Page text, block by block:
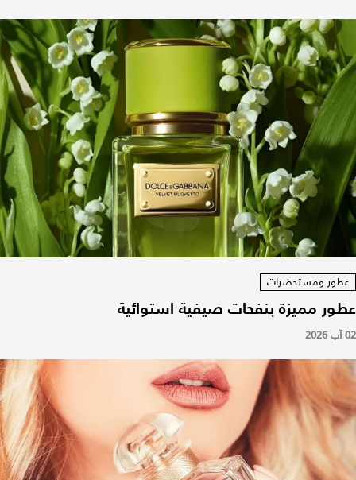
عطور ومستحضرات
عطور مميزة بنفحات صيفية استوائية
02 آب 2026